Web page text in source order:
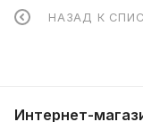
НАЗАД К
Интернет-